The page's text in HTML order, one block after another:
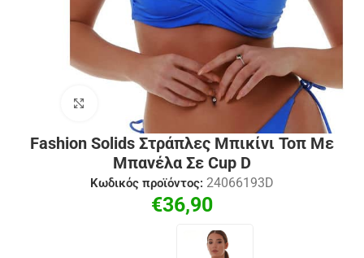
Click to enlarge
Fashion Solids Στράπλες Μπικίνι Τοπ Με
Μπανέλα Σε Cup D
Κωδικός προϊόντος: 24066193D
€36,90